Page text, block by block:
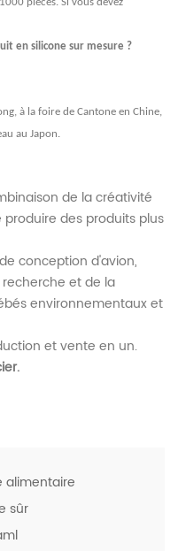
pièces. Si vous devez
en silicone sur mesure ?
à la foire de Cantone en Chine,
au Japon.
de la créativité
des produits plus
conception d'avion,
et de la
environnementaux et
et vente en un.
alimentaire
sûr